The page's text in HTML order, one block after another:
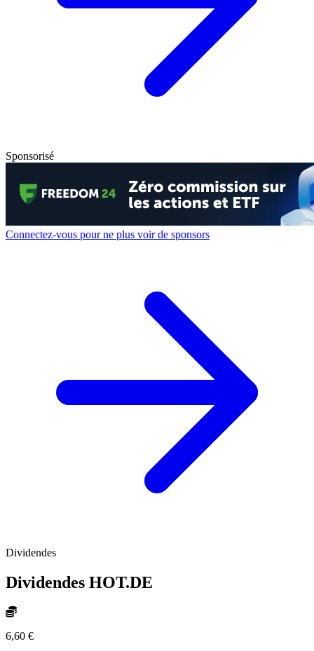
Sponsorisé
Connectez-vous pour ne plus voir de sponsors
Dividendes
Dividendes HOT.DE
6,60 €